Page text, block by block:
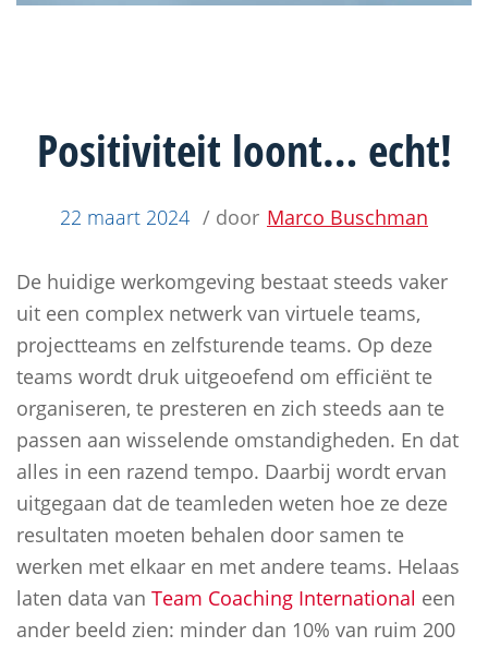
Positiviteit loont… echt!
22 maart 2024 / door Marco Buschman
De huidige werkomgeving bestaat steeds vaker
uit een complex netwerk van virtuele teams,
projectteams en zelfsturende teams. Op deze
teams wordt druk uitgeoefend om efficiënt te
organiseren, te presteren en zich steeds aan te
passen aan wisselende omstandigheden. En dat
alles in een razend tempo. Daarbij wordt ervan
uitgegaan dat de teamleden weten hoe ze deze
resultaten moeten behalen door samen te
werken met elkaar en met andere teams. Helaas
laten data van Team Coaching International een
ander beeld zien: minder dan 10% van ruim 200